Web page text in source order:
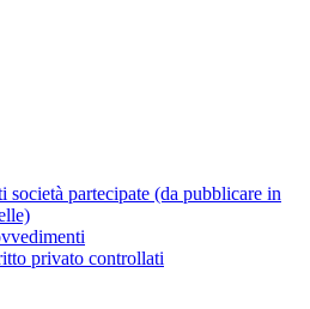
società partecipate (da pubblicare in
privato controllati